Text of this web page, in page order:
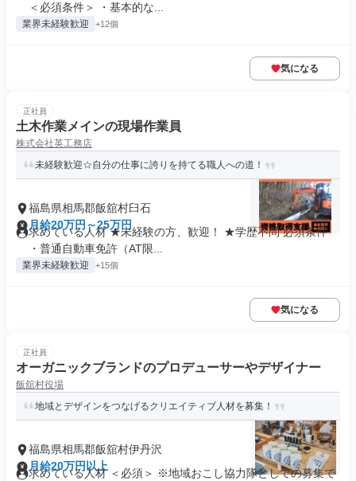
＜必須条件＞ ・基本的な...
業界未経験歓迎 +12個
気になる
正社員
土木作業メインの現場作業員
株式会社英工務店
未経験歓迎☆自分の仕事に誇りを持てる職人への道！
福島県相馬郡飯舘村臼石
月給20万円～25万円
求めている人材 ★未経験の方、歓迎！ ★学歴不問 必須条件
・普通自動車免許（AT限...
業界未経験歓迎 +15個
気になる
正社員
オーガニックブランドのプロデューサーやデザイナー
飯舘村役場
地域とデザインをつなげるクリエイティブ人材を募集！
福島県相馬郡飯舘村伊丹沢
月給20万円以上
求めている人材 ＜必須＞ ※地域おこし協力隊としての募集で